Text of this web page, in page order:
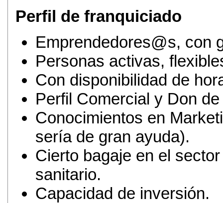
Perfil de franquiciado
Emprendedores@s, con
Personas activas,
Con disponibilidad de
Perfil Comercial y Don
Conocimientos en
sería de gran ayuda).
Cierto bagaje en el
sanitario.
Capacidad de inversión.